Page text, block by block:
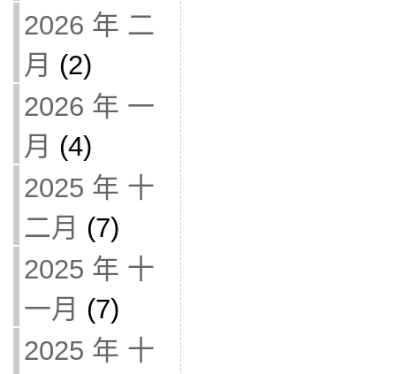
2026 年 二
月 (2)
2026 年 一
月 (4)
2025 年 十
二月 (7)
2025 年 十
一月 (7)
2025 年 十